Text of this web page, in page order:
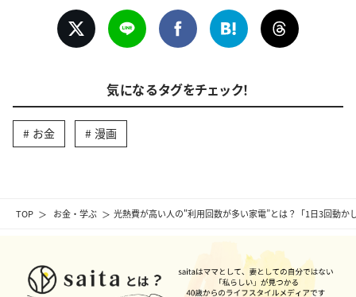
TOP お金・学ぶ 光熱費が高い人の"利用回数が多い家電”とは？「1日3回動か
気になるタグをチェック！
お金 漫画